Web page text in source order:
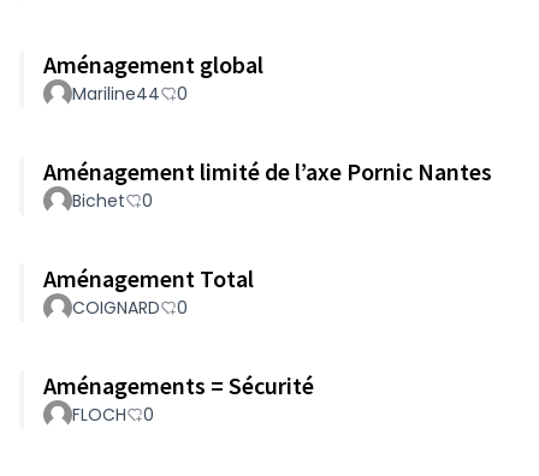
Aménagement global
Mariline44 0
Aménagement limité de l’axe Pornic Nantes
Bichet 0
Aménagement Total
COIGNARD 0
Aménagements = Sécurité
FLOCH 0